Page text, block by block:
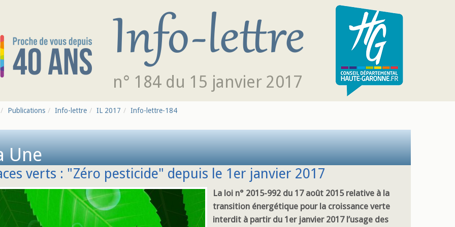
n° 184 du 15 janvier 2017
Publications Info-lettre IL 2017 Info-lettre-184
Une
verts : "Zéro pesticide" depuis le 1er janvier 2017
La loi n° 2015-992 du 17 août 2015 relative à la
transition énergétique pour la croissance verte
interdit à partir du 1er janvier 2017 l’usage des